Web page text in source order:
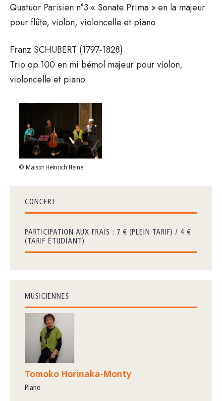
Quatuor Parisien n°3 « Sonate Prima » en la majeur
pour flûte, violon, violoncelle et piano
Franz SCHUBERT (1797-1828)
Trio op.100 en mi bémol majeur pour violon,
violoncelle et piano
© Maison Heinrich Heine
CONCERT
PARTICIPATION AUX FRAIS : 7 € (PLEIN TARIF) / 4 €
(TARIF ÉTUDIANT)
MUSICIENNES
Tomoko Horinaka-Monty
piano